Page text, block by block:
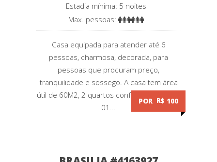
Estadia mínima: 5 noites
Max. pessoas:
Casa equipada para atender até 6
pessoas, charmosa, decorada, para
pessoas que procuram preço,
tranquilidade e sossego. A casa tem área
útil de 60M2, 2 quartos confortáveis sendo
01...
POR R$ 100